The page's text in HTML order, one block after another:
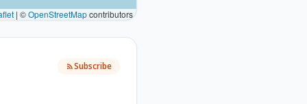
| ©OpenStreetMapcontributors
Subscribe